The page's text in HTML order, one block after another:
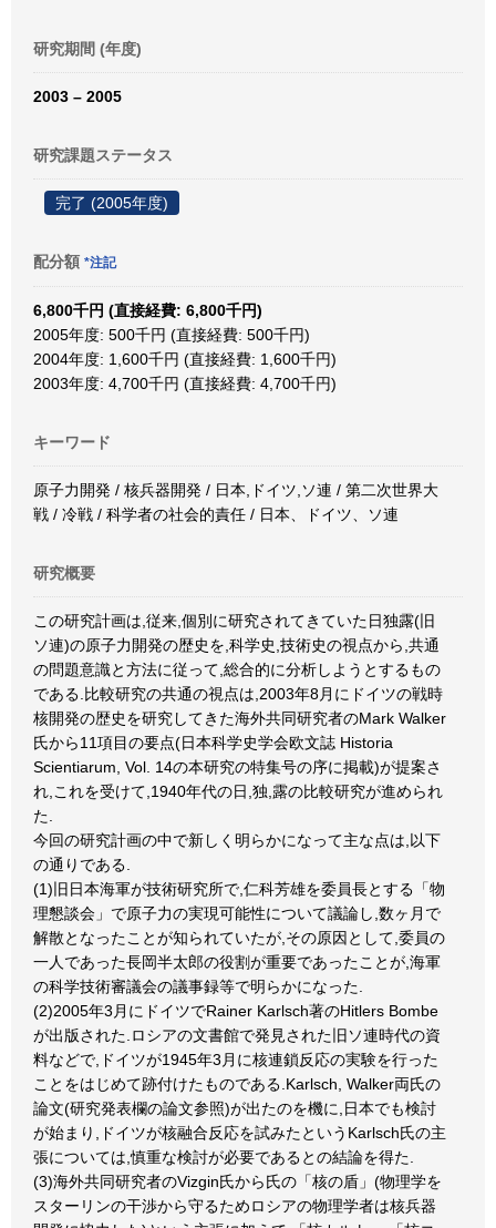
研究期間 (年度)
2003 – 2005
研究課題ステータス
完了 (2005年度)
配分額 *注記
6,800千円 (直接経費: 6,800千円)
2005年度: 500千円 (直接経費: 500千円)
2004年度: 1,600千円 (直接経費: 1,600千円)
2003年度: 4,700千円 (直接経費: 4,700千円)
キーワード
原子力開発 / 核兵器開発 / 日本,ドイツ,ソ連 / 第二次世界大
戦 / 冷戦 / 科学者の社会的責任 / 日本、ドイツ、ソ連
研究概要
この研究計画は,従来,個別に研究されてきていた日独露(旧
ソ連)の原子力開発の歴史を,科学史,技術史の視点から,共通
の問題意識と方法に従って,総合的に分析しようとするもの
である.比較研究の共通の視点は,2003年8月にドイツの戦時
核開発の歴史を研究してきた海外共同研究者のMark Walker
氏から11項目の要点(日本科学史学会欧文誌 Historia
Scientiarum, Vol. 14の本研究の特集号の序に掲載)が提案さ
れ,これを受けて,1940年代の日,独,露の比較研究が進められ
た.
今回の研究計画の中で新しく明らかになって主な点は,以下
の通りである.
(1)旧日本海軍が技術研究所で,仁科芳雄を委員長とする「物
理懇談会」で原子力の実現可能性について議論し,数ヶ月で
解散となったことが知られていたが,その原因として,委員の
一人であった長岡半太郎の役割が重要であったことが,海軍
の科学技術審議会の議事録等で明らかになった.
(2)2005年3月にドイツでRainer Karlsch著のHitlers Bombe
が出版された.ロシアの文書館で発見された旧ソ連時代の資
料などで,ドイツが1945年3月に核連鎖反応の実験を行った
ことをはじめて跡付けたものである.Karlsch, Walker両氏の
論文(研究発表欄の論文参照)が出たのを機に,日本でも検討
が始まり,ドイツが核融合反応を試みたというKarlsch氏の主
張については,慎重な検討が必要であるとの結論を得た.
(3)海外共同研究者のVizgin氏から氏の「核の盾」(物理学を
スターリンの干渉から守るためロシアの物理学者は核兵器